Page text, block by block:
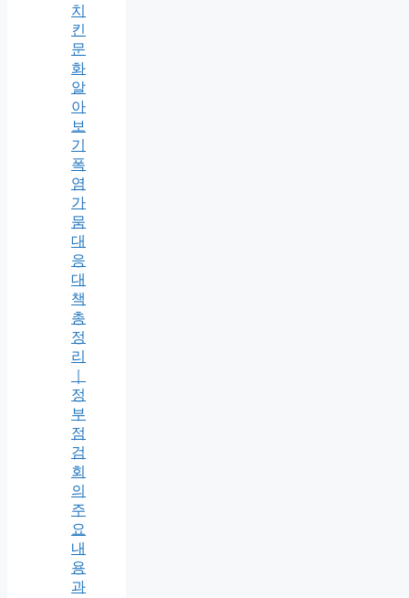
치
킨
문
화
알
아
보
기
폭
염
가
뭄
대
응
대
책
총
정
리
정
부
점
검
회
의
주
요
내
용
과